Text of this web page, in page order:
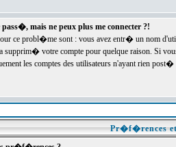
mais ne peux plus me connecter ?!
ce probl�me sont : vous avez entr� un nom
votre compte pour quelque raison. Si
les comptes des utilisateurs n'ayant rien
Pr�f�rences